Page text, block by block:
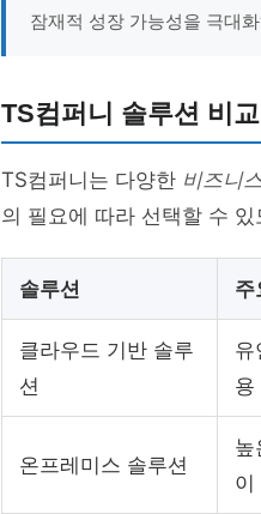
잠재적 성장 가능성을 극대
TS컴퍼니 솔루션 비
TS컴퍼니는 다양한 비즈니
의 필요에 따라 선택할 수
솔루션 주
클라우드 기반 솔루
션
유
용
온프레미스 솔루션
높
이